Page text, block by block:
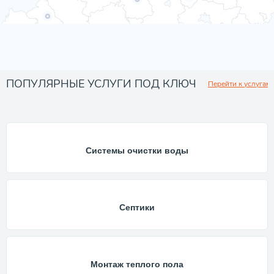
ПОПУЛЯРНЫЕ УСЛУГИ ПОД КЛЮЧ Перейти к услугам
Системы очистки воды
Септики
Монтаж теплого пола